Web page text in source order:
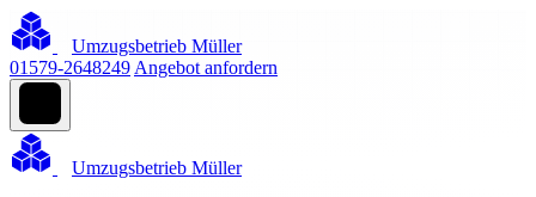
Umzugsbetrieb Müller
01579-2648249 Angebot anfordern
Umzugsbetrieb Müller